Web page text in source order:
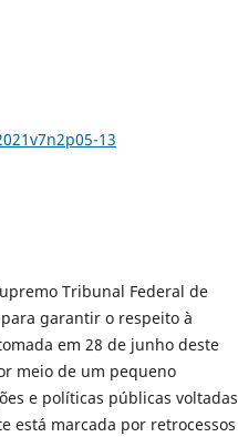
13
Tribunal Federal de
garantir o respeito à
em 28 de junho deste
meio de um pequeno
e políticas públicas voltadas
está marcada por retrocessos